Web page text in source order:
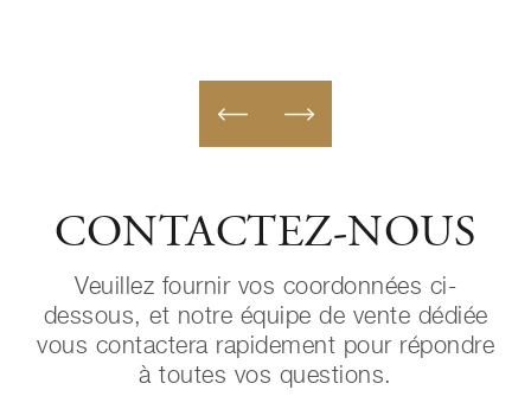
CONTACTEZ-NOUS
Veuillez fournir vos coordonnées ci-
dessous, et notre équipe de vente dédiée
vous contactera rapidement pour répondre
à toutes vos questions.